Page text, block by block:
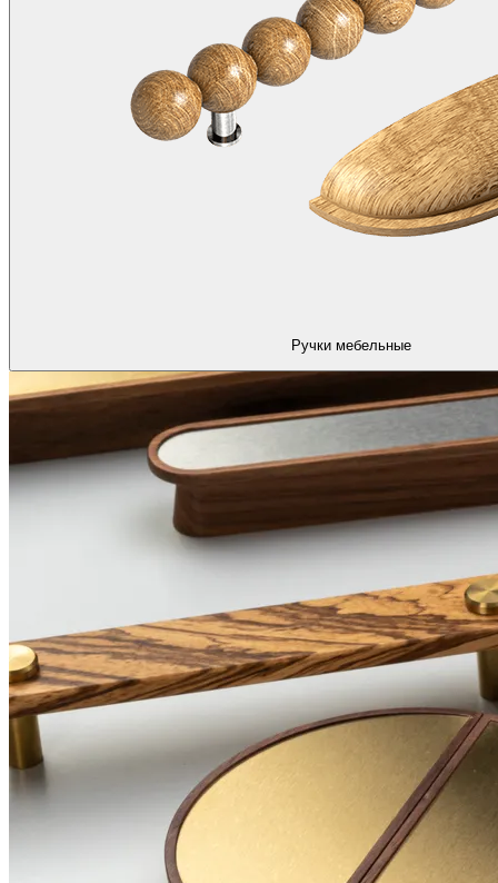
Ручки мебельные